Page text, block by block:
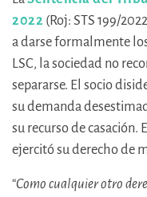
2022 (Roj: STS 199/
a darse formalmente
LSC, la sociedad no
separarse. El socio
su demanda
su recurso de
ejercitó su derecho de
“Como cualquier otro